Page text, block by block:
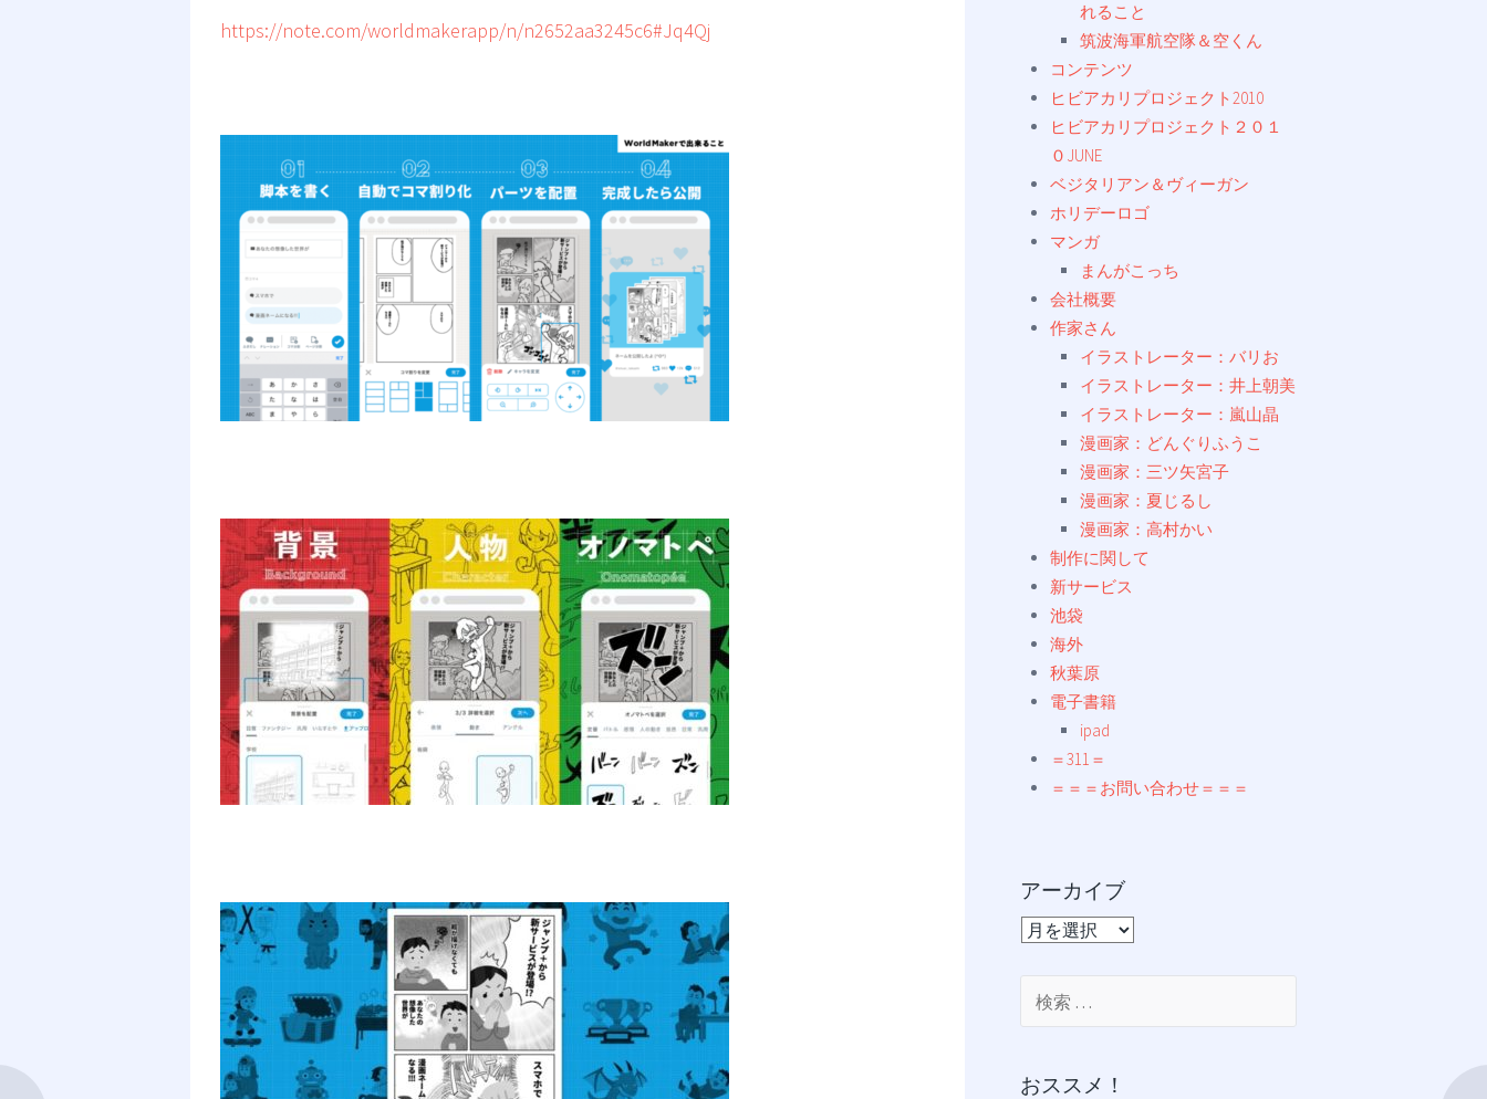
https://note.com/worldmakerapp/n/n2652aa3245c6#Jq4Qj
れること
筑波海軍航空隊＆空くん
コンテンツ
ヒビアカリプロジェクト2010
ヒビアカリプロジェクト２０１
０JUNE
ベジタリアン＆ヴィーガン
ホリデーロゴ
マンガ
まんがこっち
会社概要
作家さん
イラストレーター：バリお
イラストレーター：井上朝美
イラストレーター：嵐山晶
漫画家：どんぐりふうこ
漫画家：三ツ矢宮子
漫画家：夏じるし
漫画家：高村かい
制作に関して
新サービス
池袋
海外
秋葉原
電子書籍
ipad
＝311＝
＝＝＝お問い合わせ＝＝＝
アーカイブ
ア
索:
おススメ！